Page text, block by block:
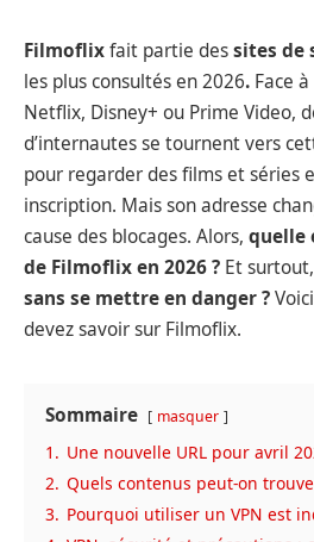
Filmoflixfait partie dessites de
les plus consultés en 2026. Face
Netflix, Disney+ ou Prime Video,
d’internautes se tournent vers
pour regarder des films et séries
inscription. Mais son adresse
cause des blocages. Alors, quelle
de Filmoflix en 2026 ? Et surtout,
sans se mettre en danger ?
devez savoir sur Filmoflix.
Sommaire masquer
1. Une nouvelle URL pour avril
2. Quels contenus peut-on
3. Pourquoi utiliser un VPN est